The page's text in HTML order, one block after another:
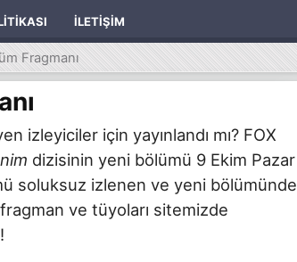
İLETIŞIM
Fragmanı
izleyiciler için yayınlandı mı? FOX
dizisinin yeni bölümü 9 Ekim Pazar
soluksuz izlenen ve yeni bölümünde
ve tüyoları sitemizde